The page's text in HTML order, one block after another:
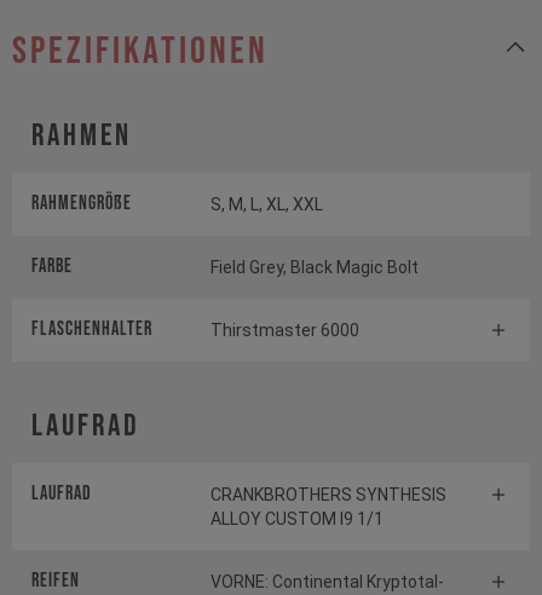
Spezifikationen
Rahmen
Rahmengröße S, M, L, XL, XXL
Farbe Field Grey, Black Magic Bolt
FLASCHENHALTER Thirstmaster 6000
Laufrad
Laufrad
CRANKBROTHERS SYNTHESIS
ALLOY CUSTOM I9 1/1
Reifen
VORNE: Continental Kryptotal-